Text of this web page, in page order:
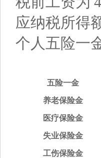
应纳税所得
个人五险一
五险一金
养老保险金
医疗保险金
失业保险金
工伤保险金